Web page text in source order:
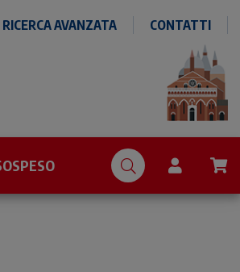
RICERCA AVANZATA CONTATTI